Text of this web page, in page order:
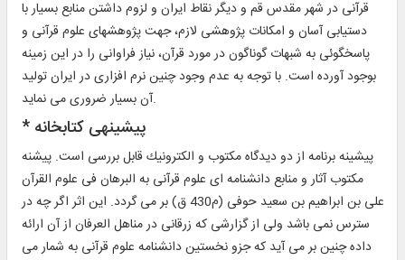
قرآنى در شهر مقدس قم و ديگر نقاط ايران و لزوم داشتن منابع بسيار با
دستيابى آسان و امكانات پژوهشى لازم، جهت پژوهشهاى علوم قرآنى و
پاسخگوئى به شبهات گوناگون در مورد قرآن، نياز فراوانى را در اين زمينه
بوجود آورده است. با توجه به عدم وجود چنين نرم افزارى در ايران توليد
آن بسيار ضرورى مى نمايد.
* پيشينه‏ى كتابخانه‏
پيشينه برنامه از دو ديدگاه مكتوب و الكترونيك قابل بررسى است. پيشنه
مكتوب آثار و منابع دانشنامه اى علوم قرآنى به البرهان فى علوم القرآن
على بن ابراهيم بن سعيد حوفى (م‏430 ق) بر مى گردد. اين اثر اگر چه در
سترس نمى باشد ولى از گزارشى كه زرقانى در مناهل العرفان از آن ارائه
داده چنين بر مى آيد كه جزو نخستين دانشنامه علوم قرآنى به شمار مى